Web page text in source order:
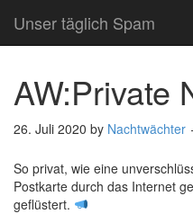
Unser täglich Spam
AW:Private
26. Juli 2020 by Nachtwächter
So privat, wie eine
Postkarte durch das Internet
geflüstert.